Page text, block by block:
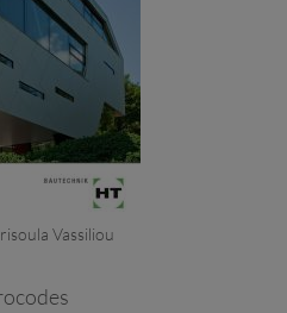
Vassiliou